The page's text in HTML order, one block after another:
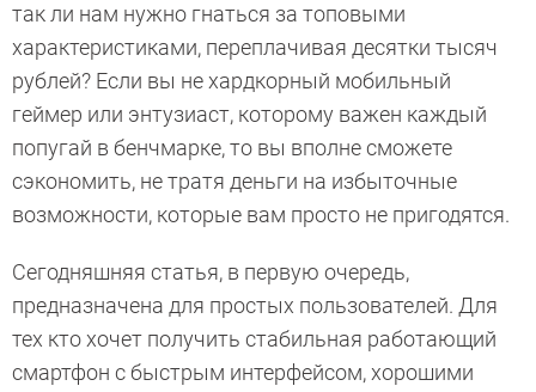
так ли нам нужно гнаться за топовыми
характеристиками, переплачивая десятки тысяч
рублей? Если вы не хардкорный мобильный
геймер или энтузиаст, которому важен каждый
попугай в бенчмарке, то вы вполне сможете
сэкономить, не тратя деньги на избыточные
возможности, которые вам просто не пригодятся.
Сегодняшняя статья, в первую очередь,
предназначена для простых пользователей. Для
тех кто хочет получить стабильная работающий
смартфон с быстрым интерфейсом, хорошими